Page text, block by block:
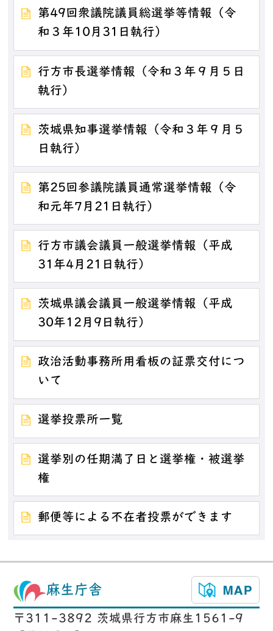
第49回衆議院議員総選挙等情報（令
和３年10月31日執行）
行方市長選挙情報（令和３年９月５日
執行）
茨城県知事選挙情報（令和３年９月５
日執行）
第25回参議院議員通常選挙情報（令
和元年7月21日執行）
行方市議会議員一般選挙情報（平成
31年4月21日執行）
茨城県議会議員一般選挙情報（平成
30年12月9日執行）
政治活動事務所用看板の証票交付につ
いて
選挙投票所一覧
選挙別の任期満了日と選挙権・被選挙
権
郵便等による不在者投票ができます
麻生庁舎
〒311-3892 茨城県行方市麻生1561-9